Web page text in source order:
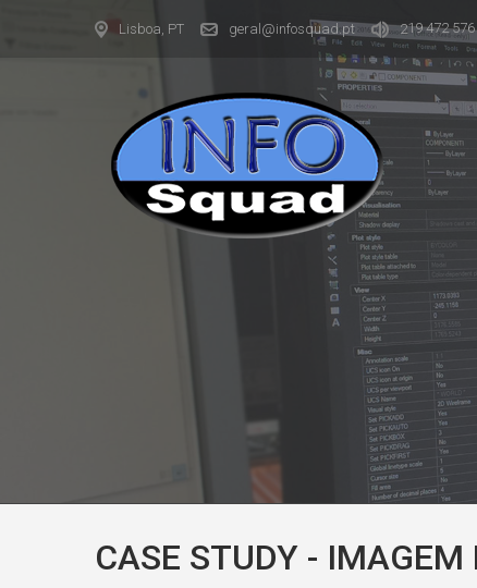
Lisboa, PT geral@infosquad.pt 219 472 576
CASE STUDY - IMAGEM